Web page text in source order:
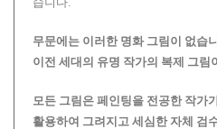
무문에는 이러한 명화 그림이 없습
이전 세대의 유명 작가의 복제 그림
모든 그림은 페인팅을 전공한 작가
활용하여 그려지고 세심한 자체 검